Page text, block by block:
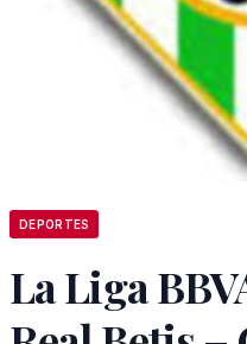
DEPORTES
La Liga